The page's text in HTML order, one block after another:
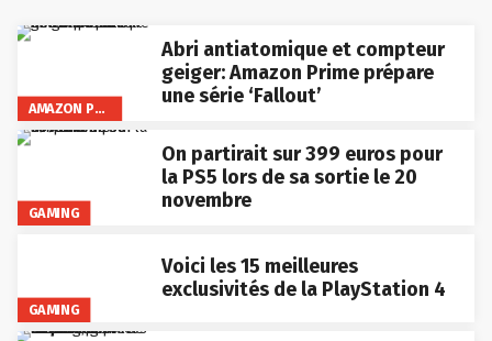
AMAZON PRIME VIDEO
Abri antiatomique et compteur
geiger: Amazon Prime prépare
une série ‘Fallout’
GAMING
On partirait sur 399 euros pour
la PS5 lors de sa sortie le 20
novembre
GAMING
Voici les 15 meilleures
exclusivités de la PlayStation 4